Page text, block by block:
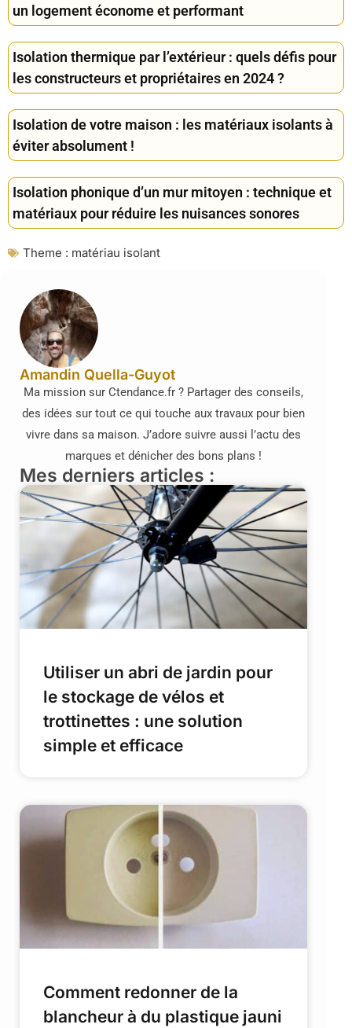
un logement économe et performant
Isolation thermique par l’extérieur : quels défis pour
les constructeurs et propriétaires en 2024 ?
Isolation de votre maison : les matériaux isolants à
éviter absolument !
Isolation phonique d’un mur mitoyen : technique et
matériaux pour réduire les nuisances sonores
Theme : matériau isolant
Amandin Quella-Guyot
Ma mission sur Ctendance.fr ? Partager des conseils,
des idées sur tout ce qui touche aux travaux pour bien
vivre dans sa maison. J’adore suivre aussi l’actu des
marques et dénicher des bons plans !
Mes derniers articles :
Utiliser un abri de jardin pour
le stockage de vélos et
trottinettes : une solution
simple et efficace
Comment redonner de la
blancheur à du plastique jauni